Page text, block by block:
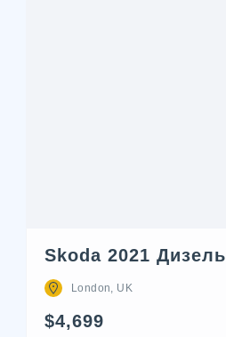
Skoda 2021 Дизель
London, UK
$4,699